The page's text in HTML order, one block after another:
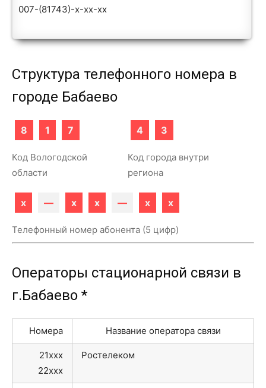
007-(81743)-x-xx-xx
Структура телефонного номера в
городе Бабаево
8 1 7
Код Вологодской
области
4 3
Код города внутри
региона
x — x x — x x
Телефонный номер абонента (5 цифр)
Операторы стационарной связи в
г.Бабаево *
Номера Название оператора связи
21xxx
22xxx
Ростелеком